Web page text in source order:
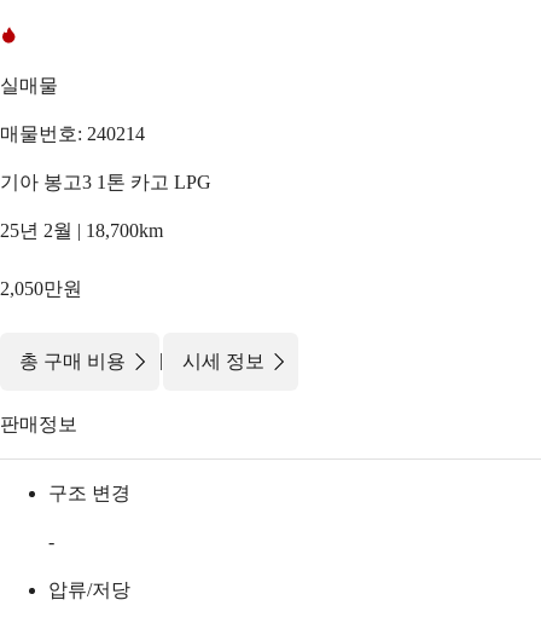
실매물
매물번호: 240214
기아 봉고3 1톤 카고 LPG
25년 2월 | 18,700km
2,050만원
총 구매 비용 | 시세 정보
판매정보
구조 변경
-
압류/저당